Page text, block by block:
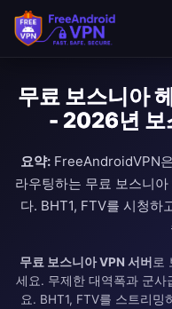
무료 보스니아
- 2026년 보
요약: FreeAndroidVPN
라우팅하는 무료 보스니
다. BHT1, FTV를 시청하
무료 보스니아 VPN 서버 로
세요. 무제한 대역폭과 군사
요. BHT1, FTV를 스트리